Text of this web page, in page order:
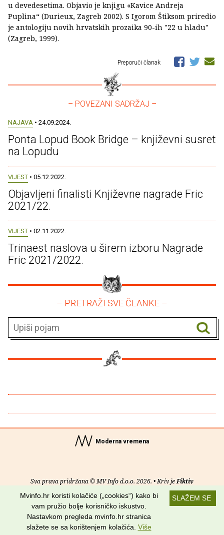
u devedesetima. Objavio je knjigu «Kavice Andreja
Puplina“ (Durieux, Zagreb 2002). S Igorom Štiksom priredio
je antologiju novih hrvatskih prozaika 90-ih "22 u hladu"
(Zagreb, 1999).
Preporuči članak
– POVEZANI SADRŽAJ –
NAJAVA • 24.09.2024.
Ponta Lopud Book Bridge – književni susret
na Lopudu
VIJEST • 05.12.2022.
Objavljeni finalisti Književne nagrade Fric
2021/22.
VIJEST • 02.11.2022.
Trinaest naslova u širem izboru Nagrade
Fric 2021/2022.
– PRETRAŽI SVE ČLANKE –
Moderna vremena
Sva prava pridržana © MV Info d.o.o. 2026. • Kriv jeFiktiv
Uvjeti korištenja RSS kanali
Potraži nas na:
SLAŽEM SE
Mvinfo.hr koristi kolačiće („cookies“) kako bi
vam pružio bolje korisničko iskustvo.
Nastavkom pregleda mvinfo.hr stranica
slažete se sa korištenjem kolačića. Više